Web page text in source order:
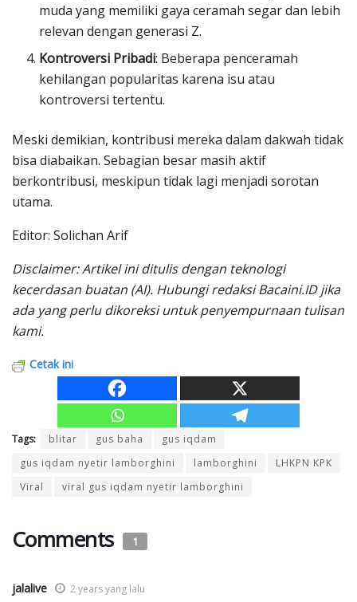
muda yang memiliki gaya ceramah segar dan lebih
relevan dengan generasi Z.
Kontroversi Pribadi: Beberapa penceramah
kehilangan popularitas karena isu atau
kontroversi tertentu.
Meski demikian, kontribusi mereka dalam dakwah tidak
bisa diabaikan. Sebagian besar masih aktif
berkontribusi, meskipun tidak lagi menjadi sorotan
utama.
Editor: Solichan Arif
Disclaimer: Artikel ini ditulis dengan teknologi
kecerdasan buatan (AI). Hubungi redaksi Bacaini.ID jika
ada yang perlu dikoreksi untuk penyempurnaan tulisan
kami.
Cetak ini
Tags: blitar gus baha
gus iqdam
gus iqdam nyetir lamborghini
lamborghini
LHKPN KPK
Viral
viral gus iqdam nyetir lamborghini
Comments 1
jalalive 2 years yang lalu